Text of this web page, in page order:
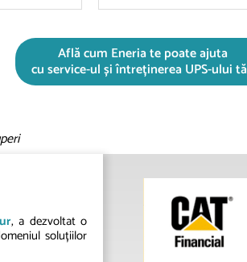
Află cum Eneria te poate ajuta
cu service-ul și întreținerea UPS-ului
, a dezvoltat o
soluțiilor